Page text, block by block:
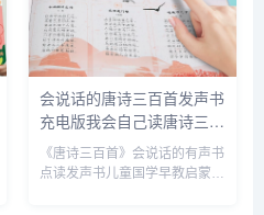
次性纯棉擦脸不掉毛美容洗面...
会说话的唐诗三百首发声书
充电版我会自己读唐诗三百
首彩图注音版3-6-8岁幼儿
早教点读发声书完整版300
《唐诗三百首》会说话的有声书
点读发声书儿童国学早教启蒙益